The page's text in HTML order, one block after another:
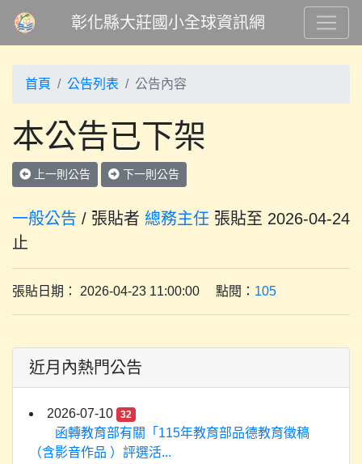
彰化縣大莊國小全球資訊網
首頁 公告列表 公告內容
本公告已下架
上一則公告 下一則公告
一般公告 / 張貼者 總務主任 張貼至 2026-04-24
止
張貼日期： 2026-04-23 11:00:00 點閱： 105
近月內熱門公告
2026-07-10 32
函轉教育部有關「115年教育部品德教育徵稿
（含影音作品 ）評選活...